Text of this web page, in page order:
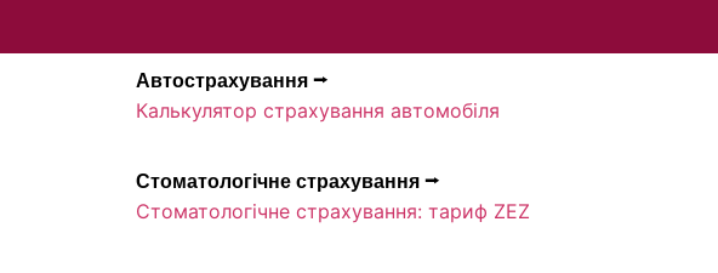
Автострахування ⭢
Калькулятор страхування автомобіля
Стоматологічне страхування ⭢
Стоматологічне страхування: тариф ZEZ